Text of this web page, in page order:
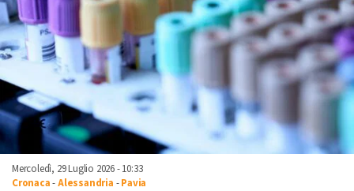
Mercoledì, 29 Luglio 2026 - 10:33
Cronaca-Alessandria -Pavia